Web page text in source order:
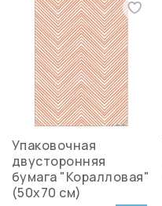
Упаковочная
двусторонняя
бумага "Коралловая"
(50х70 см)